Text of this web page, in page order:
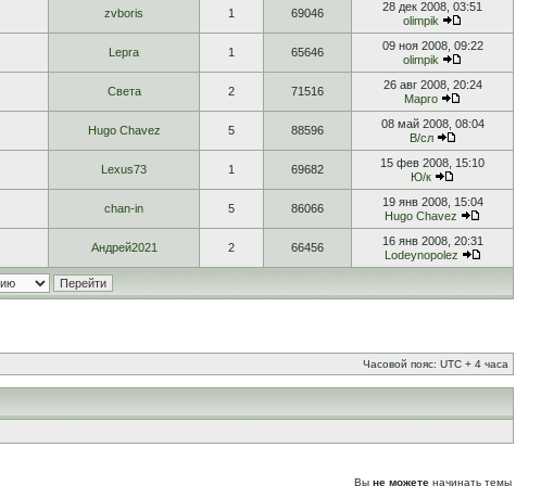
zvboris 1 69046
28 дек 2008, 03:51
olimpik
Lepra 1 65646
09 ноя 2008, 09:22
olimpik
Света 2 71516
26 авг 2008, 20:24
Марго
Hugo Chavez 5 88596
08 май 2008, 08:04
В/сл
Lexus73 1 69682
15 фев 2008, 15:10
Ю/к
chan-in 5 86066
19 янв 2008, 15:04
Hugo Chavez
Андрей2021 2 66456
16 янв 2008, 20:31
Lodeynopolez
Часовой пояс: UTC + 4 часа
Вы не можете начинать темы